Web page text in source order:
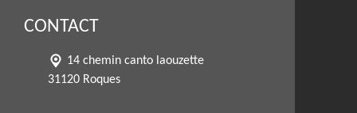
CONTACT
14 chemin canto laouzette
31120 Roques